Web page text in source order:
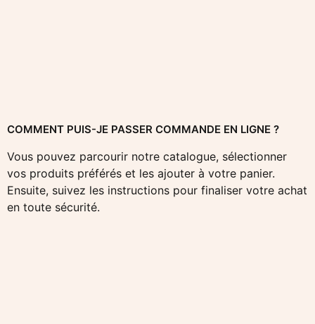
COMMENT PUIS-JE PASSER COMMANDE EN LIGNE ?
Vous pouvez parcourir notre catalogue, sélectionner
vos produits préférés et les ajouter à votre panier.
Ensuite, suivez les instructions pour finaliser votre achat
en toute sécurité.